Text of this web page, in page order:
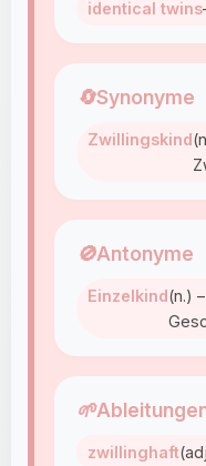
identical twins
🔄Synonyme
Zwillingskind
🚫Antonyme
Einzelkind(n.)
🌱
zwillinghaft